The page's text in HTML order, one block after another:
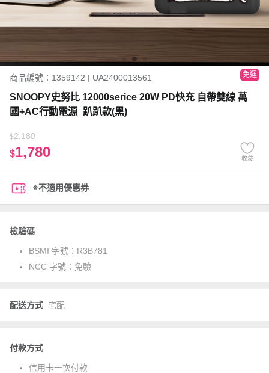
商品編號：1359142 | UA2400013561 免運
SNOOPY史努比 12000serice 20W PD快充 自帶雙線 萬
國+AC行動電源_趴趴款(黑)
$2,180
$1,780 收藏
※不適用優惠券
檢驗碼
BSMI 字號： R3B781
NCC 字號： 免驗
配送方式 宅配
付款方式
信用卡一次付款